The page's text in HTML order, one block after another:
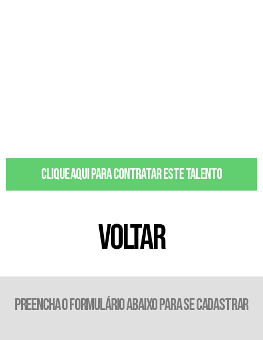
Clique aqui para contratar este talento
VOLTAR
PREENCHA O FORMULÁRIO ABAIXO PARA SE CADASTRAR